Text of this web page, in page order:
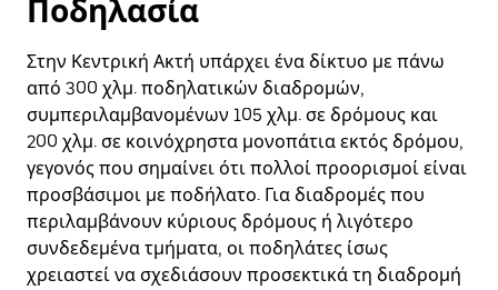
Ποδηλασία
Στην Κεντρική Ακτή υπάρχει ένα δίκτυο με πάνω
από 300 χλμ. ποδηλατικών διαδρομών,
συμπεριλαμβανομένων 105 χλμ. σε δρόμους και
200 χλμ. σε κοινόχρηστα μονοπάτια εκτός δρόμου,
γεγονός που σημαίνει ότι πολλοί προορισμοί είναι
προσβάσιμοι με ποδήλατο. Για διαδρομές που
περιλαμβάνουν κύριους δρόμους ή λιγότερο
συνδεδεμένα τμήματα, οι ποδηλάτες ίσως
χρειαστεί να σχεδιάσουν προσεκτικά τη διαδρομή